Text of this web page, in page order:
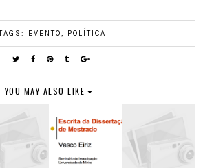
EVENTO, POLÍTICA
YOU MAY ALSO LIKE